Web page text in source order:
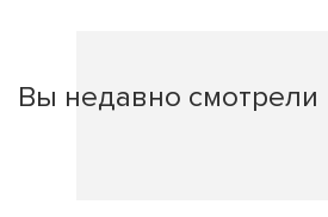
Вы недавно смотрели